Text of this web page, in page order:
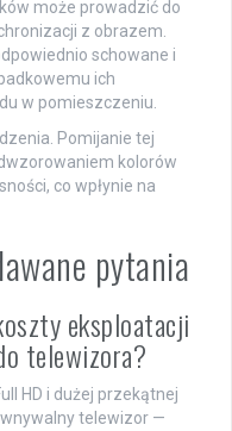
może prowadzić do
z obrazem.
schowane i
ich
w pomieszczeniu.
Pomijanie tej
kolorów
co wpłynie na
pytania
eksploatacji
telewizora?
HD i dużej przekątnej
telewizor —